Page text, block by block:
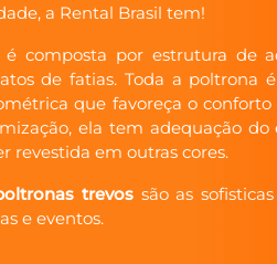
a Rental Brasil tem!
composta por estrutura de
de fatias. Toda a poltrona
que favoreça o
ela tem adequação
revestida em outras cores.
trevossão as
e eventos.